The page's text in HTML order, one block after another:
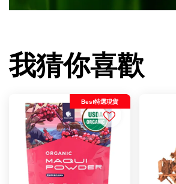
我猜你喜歡
Best特選現貨